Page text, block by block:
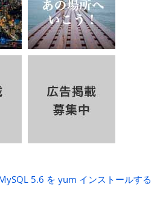
5.6 を yum インストールする